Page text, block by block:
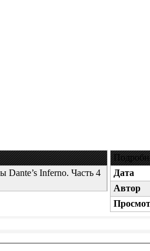
Dante’s Inferno. Часть 4
Дата
Автор